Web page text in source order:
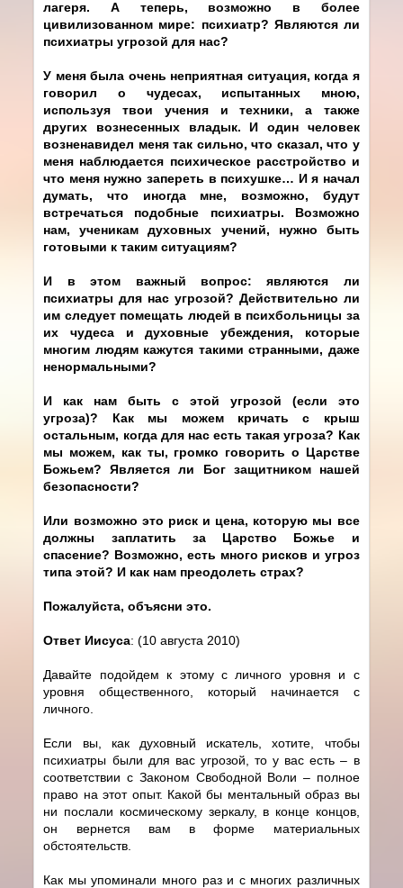
лагеря. А теперь, возможно в более
цивилизованном мире: психиатр? Являются ли
психиатры угрозой для нас?
У меня была очень неприятная ситуация, когда я
говорил о чудесах, испытанных мною,
используя твои учения и техники, а также
других вознесенных владык. И один человек
возненавидел меня так сильно, что сказал, что у
меня наблюдается психическое расстройство и
что меня нужно запереть в психушке… И я начал
думать, что иногда мне, возможно, будут
встречаться подобные психиатры. Возможно
нам, ученикам духовных учений, нужно быть
готовыми к таким ситуациям?
И в этом важный вопрос: являются ли
психиатры для нас угрозой? Действительно ли
им следует помещать людей в психбольницы за
их чудеса и духовные убеждения, которые
многим людям кажутся такими странными, даже
ненормальными?
И как нам быть с этой угрозой (если это
угроза)? Как мы можем кричать с крыш
остальным, когда для нас есть такая угроза? Как
мы можем, как ты, громко говорить о Царстве
Божьем? Является ли Бог защитником нашей
безопасности?
Или возможно это риск и цена, которую мы все
должны заплатить за Царство Божье и
спасение? Возможно, есть много рисков и угроз
типа этой? И как нам преодолеть страх?
Пожалуйста, объясни это.
Ответ Иисуса: (10 августа 2010)
Давайте подойдем к этому с личного уровня и с
уровня общественного, который начинается с
личного.
Если вы, как духовный искатель, хотите, чтобы
психиатры были для вас угрозой, то у вас есть – в
соответствии с Законом Свободной Воли – полное
право на этот опыт. Какой бы ментальный образ вы
ни послали космическому зеркалу, в конце концов,
он вернется вам в форме материальных
обстоятельств.
Как мы упоминали много раз и с многих различных